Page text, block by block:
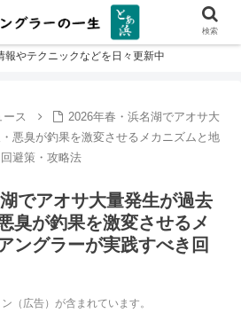
報やテクニックなどを日々更新中
ース
2026年春・浜名湖でアオサ大
悪臭が釣果を激変させるメカニズムと地
避策・攻略法
でアオサ大量発生が過去
臭が釣果を激変させるメ
ングラーが実践すべき回
（広告）が含まれています。
検索